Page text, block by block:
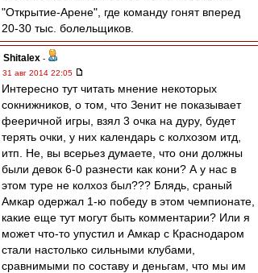
"Открытие-Арене", где команду гонят вперед
20-30 тыс. болельщиков.
Shitalex -
31 авг 2014 22:05
Интересно тут читать мнение некоторых
сокнижников, о том, что Зенит не показывает
фееричной игры, взял 3 очка на дуру, будет
терять очки, у них календарь с колхозом итд,
итп. Не, вы всерьез думаете, что они должны
были девок 6-0 разнести как кони? А у нас в
этом туре не колхоз был??? Блядь, сраный
Амкар одержал 1-ю победу в этом чемпионате,
какие еще тут могут быть комментарии? Или я
может что-то упустил и Амкар с Краснодаром
стали настолько сильными клубами,
сравнимыми по составу и деньгам, что мы им